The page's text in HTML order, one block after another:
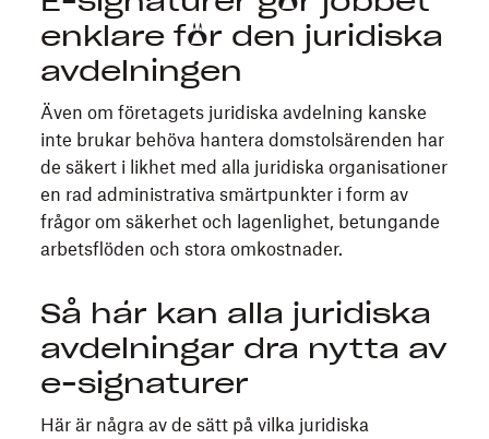
enklare för den juridiska
avdelningen
Även om företagets juridiska avdelning kanske
inte brukar behöva hantera domstolsärenden har
de säkert i likhet med alla juridiska organisationer
en rad administrativa smärtpunkter i form av
frågor om säkerhet och lagenlighet, betungande
arbetsflöden och stora omkostnader.
Så här kan alla juridiska
avdelningar dra nytta av
e-signaturer
Här är några av de sätt på vilka juridiska